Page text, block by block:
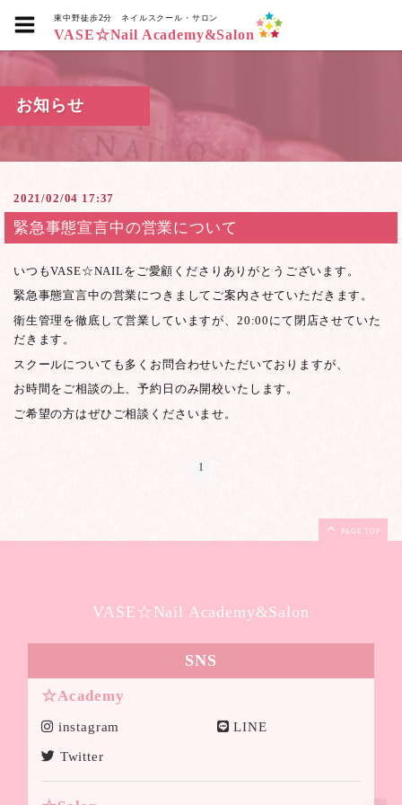
東中野徒歩2分ネイルスクール・サロン
VASE☆Nail Academy&Salon
お知らせ
2021/02/04 17:37
緊急事態宣言中の営業について
いつもVASE☆NAILをご愛顧くださりありがとうございます。
緊急事態宣言中の営業につきましてご案内させていただきます。
衛生管理を徹底して営業していますが、20:00にて閉店させていた
だきます。
スクールについても多くお問合わせいただいておりますが、
お時間をご相談の上、予約日のみ開校いたします。
ご希望の方はぜひご相談くださいませ。
1
PAGE TOP
VASE☆Nail Academy&Salon
SNS
☆Academy
instagram LINE
Twitter